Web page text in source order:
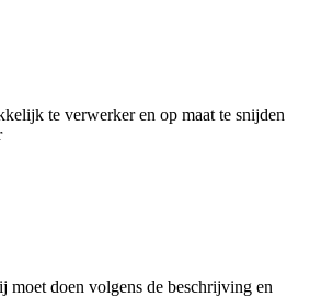
te verwerker en op maat te snijden
moet doen volgens de beschrijving en